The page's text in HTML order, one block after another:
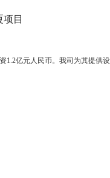
目
1.2亿元人民币。我司为其提供